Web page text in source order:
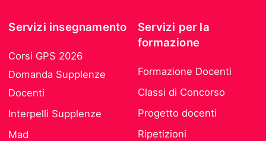
Servizi insegnamento
Corsi GPS 2026
Domanda Supplenze
Docenti
Interpelli Supplenze
Mad
Servizi per la
formazione
Formazione Docenti
Classi di Concorso
Progetto docenti
Ripetizioni